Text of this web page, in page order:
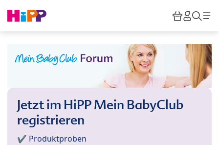
HiPP
Jetzt im HiPP Mein BabyClub
registrieren
✔️ Produktproben